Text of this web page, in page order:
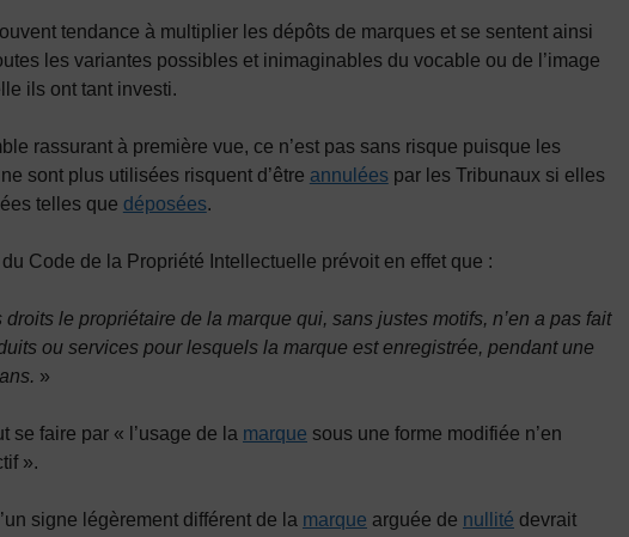
tendance à multiplier les dépôts de marques et se sentent ainsi
les variantes possibles et inimaginables du vocable ou de l’image
ils ont tant investi.
rassurant à première vue, ce n’est pas sans risque puisque les
sont plus utilisées risquent d’être annuléespar les Tribunaux si elles
telles que déposées.
du Code de la Propriété Intellectuelle prévoit en effet que :
le propriétaire de la marque qui, sans justes motifs, n’en a pas fait
ou services pour lesquels la marque est enregistrée, pendant une
»
se faire par « l’usage de la marque sous une forme modifiée n’en
».
signe légèrement différent de la marque arguée de nullité devrait